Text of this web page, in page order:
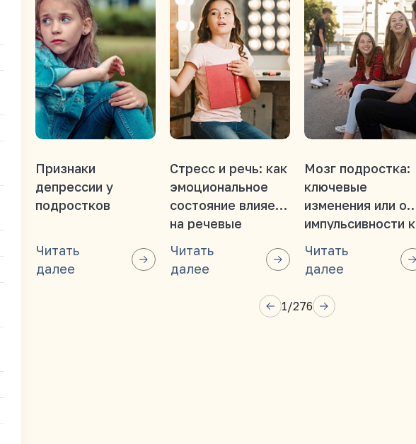
Признаки
депрессии у
подростков
Читать
далее
Стресс и речь: как
эмоциональное
состояние влияет
на речевые
Читать
далее
Мозг подростка:
ключевые
изменения или от
импульсивности к
Читать
далее
1/276